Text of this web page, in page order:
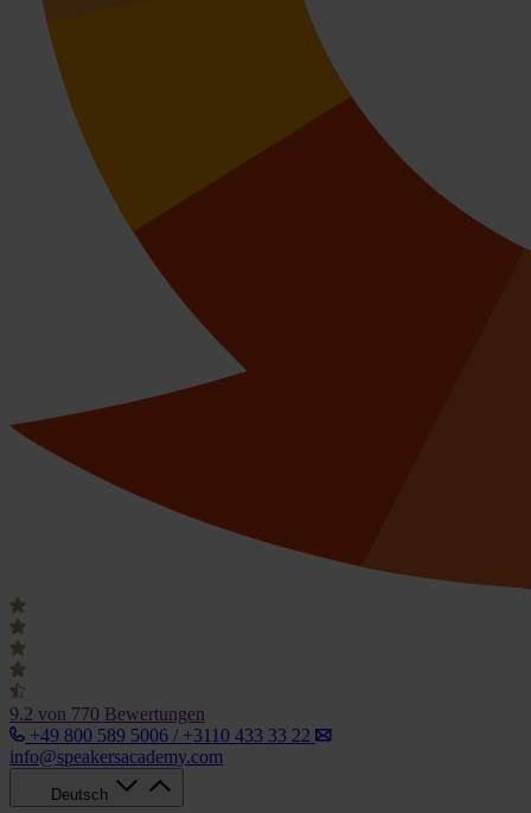
9.2 von 770 Bewertungen
+49 800 589 5006 / +3110 433 33 22
info@speakersacademy.com
Deutsch